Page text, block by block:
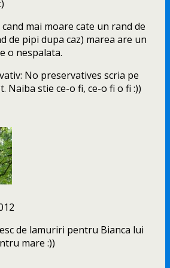
mai moare cate un rand de
de pipi dupa caz) marea are un
o nespalata.
No preservatives scria pe
Naiba stie ce-o fi, ce-o fi o fi :))
de lamuriri pentru Bianca lui
mare :))